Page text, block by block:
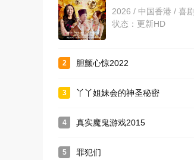
2026 / 中国香港 / 喜剧
状态：更新HD
2 胆颤心惊2022
3 丫丫姐妹会的神圣秘密
4 真实魔鬼游戏2015
5 罪犯们